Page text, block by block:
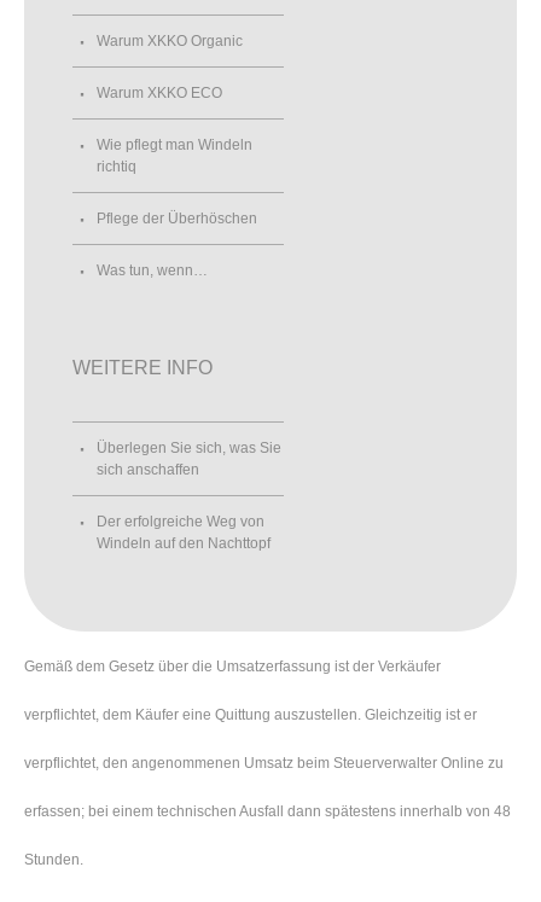
Warum XKKO Organic
Warum XKKO ECO
Wie pflegt man Windeln
richtiq
Pflege der Überhöschen
Was tun, wenn…
WEITERE INFO
Überlegen Sie sich, was Sie
sich anschaffen
Der erfolgreiche Weg von
Windeln auf den Nachttopf
Gemäß dem Gesetz über die Umsatzerfassung ist der Verkäufer
verpflichtet, dem Käufer eine Quittung auszustellen. Gleichzeitig ist er
verpflichtet, den angenommenen Umsatz beim Steuerverwalter Online zu
erfassen; bei einem technischen Ausfall dann spätestens innerhalb von 48
Stunden.